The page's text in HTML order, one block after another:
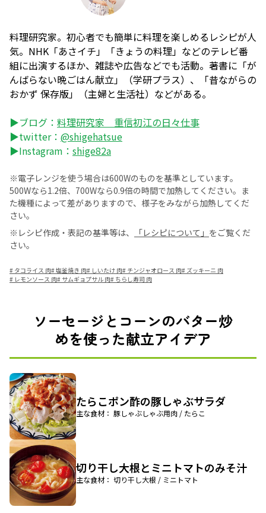
料理研究家。初心者でも簡単に料理を楽しめるレシピが人
気。NHK「あさイチ」「きょうの料理」などのテレビ番
組に出演するほか、雑誌や広告などでも活動。著書に「が
んばらない晩ごはん献立」（学研プラス）、「昔ながらの
おかず 保存版」（主婦と生活社）などがある。
▶ブログ： 料理研究家 重信初江の日々仕事
▶twitter： @shigehatsue
▶Instagram： shige82a
※電子レンジを使う場合は600Wのものを基準としています。
500Wなら1.2倍、700Wなら0.9倍の時間で加熱してください。ま
た機種によって差がありますので、様子をみながら加熱してくだ
さい。
※レシピ作成・表記の基準等は、
「レシピについて」 をご覧くだ
さい。
# タコライス 肉#塩釜焼き 肉# しいたけ 肉# チンジャオロース 肉# ズッキーニ 肉
# レモンソース 肉# サムギョプサル 肉# ちらし寿司 肉
ソーセージとコーンのバター炒
めを使った献立アイデア
たらこポン酢の豚しゃぶサラダ
主な食材： 豚しゃぶしゃぶ用肉 / たらこ
切り干し大根とミニトマトのみそ汁
主な食材： 切り干し大根 / ミニトマト